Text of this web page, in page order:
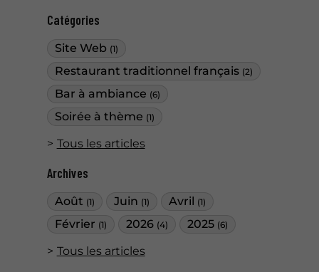
Catégories
Site Web (1)
Restaurant traditionnel français (2)
Bar à ambiance (6)
Soirée à thème (1)
Tous les articles
Archives
Août (1) Juin (1) Avril (1)
Février (1) 2026 (4) 2025 (6)
Tous les articles